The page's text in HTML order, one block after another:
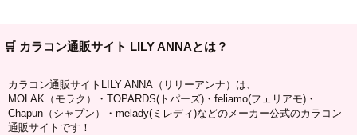
🛒 カラコン通販サイト LILY ANNAとは？
カラコン通販サイトLILY ANNA（リリーアンナ）は、
MOLAK（モラク）・TOPARDS(トパーズ)・feliamo(フェリアモ)・
Chapun（シャプン）・melady(ミレディ)などのメーカー公式のカラコン
通販サイトです！